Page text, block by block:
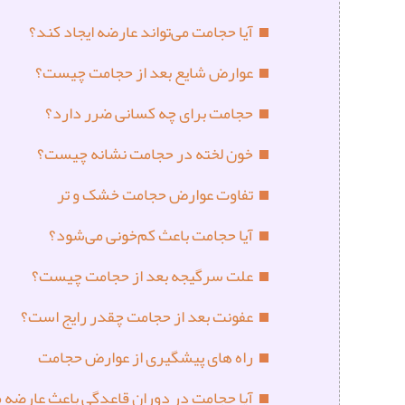
آیا حجامت می‌تواند عارضه ایجاد کند؟
عوارض شایع بعد از حجامت چیست؟
حجامت برای چه کسانی ضرر دارد؟
خون لخته در حجامت نشانه چیست؟
تفاوت عوارض حجامت خشک و تر
آیا حجامت باعث کم‌خونی می‌شود؟
علت سرگیجه بعد از حجامت چیست؟
عفونت بعد از حجامت چقدر رایج است؟
راه های پیشگیری از عوارض حجامت
آیا حجامت در دوران قاعدگی باعث